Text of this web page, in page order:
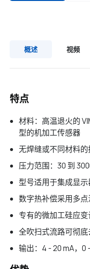
概述 视频
特点
材料：高温退火的
型的机加工传感器
无焊缝或不同材料
压力范围：30 到
型号适用于集成显
数字热补偿采用多
专有的微加工硅应
全吹扫式流路可彻
输出：4 - 20 mA，0